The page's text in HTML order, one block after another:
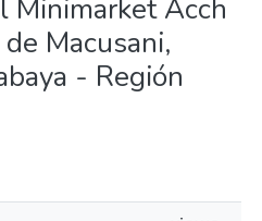
Minimarket Acch
Macusani,
- Región